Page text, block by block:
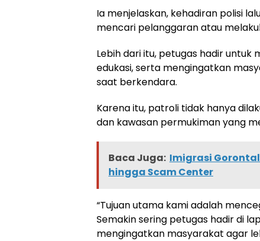
Ia menjelaskan, kehadiran polisi
mencari pelanggaran atau
Lebih dari itu, petugas hadir
edukasi, serta mengingatkan
saat berkendara.
Karena itu, patroli tidak hanya
dan kawasan permukiman yang
Baca Juga: Imigrasi
hingga Scam Center
“Tujuan utama kami adalah
Semakin sering petugas hadir di
mengingatkan masyarakat agar